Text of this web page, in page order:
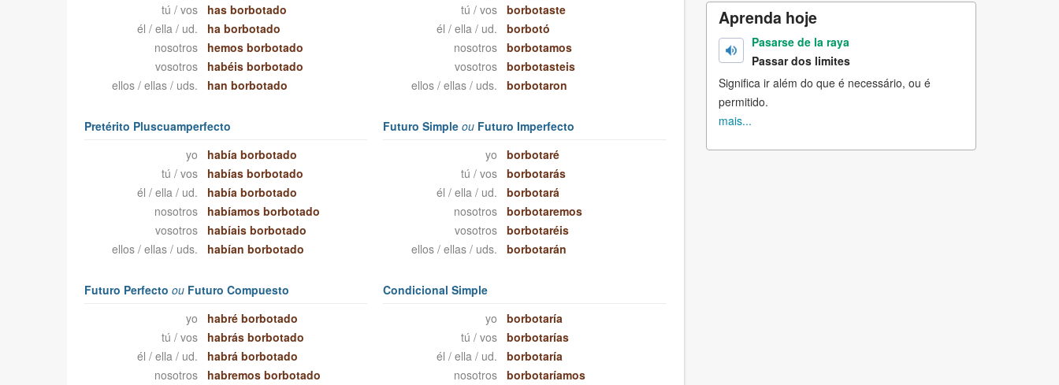
tú / vos
has borbotado
él / ella / ud.
ha borbotado
nosotros
hemos borbotado
vosotros
habéis borbotado
ellos / ellas / uds.
han borbotado
tú / vos
borbotaste
él / ella / ud.
borbotó
nosotros
borbotamos
vosotros
borbotasteis
ellos / ellas / uds.
borbotaron
Pretérito Pluscuamperfecto
yo
había borbotado
tú / vos
habías borbotado
él / ella / ud.
había borbotado
nosotros
habíamos borbotado
vosotros
habíais borbotado
ellos / ellas / uds.
habían borbotado
Futuro Simpleou Futuro Imperfecto
yo
borbotaré
tú / vos
borbotarás
él / ella / ud.
borbotará
nosotros
borbotaremos
vosotros
borbotaréis
ellos / ellas / uds.
borbotarán
Futuro Perfecto ouFuturo Compuesto
yo
habré borbotado
tú / vos
habrás borbotado
él / ella / ud.
habrá borbotado
nosotros
habremos borbotado
Condicional Simple
yo
borbotaría
tú / vos
borbotarías
él / ella / ud.
borbotaría
nosotros
borbotaríamos
Aprenda hoje
Pasarse de la raya
Passar dos limites
Significa ir além do que é necessário, ou é
permitido.
mais...